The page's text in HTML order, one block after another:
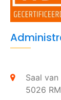
Saal
5026